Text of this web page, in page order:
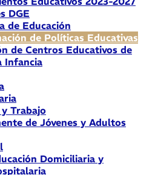
DGE
de Educación
de Políticas Educativas
de Centros Educativos de
Infancia
y Trabajo
de Jóvenes y Adultos
Domiciliaria y